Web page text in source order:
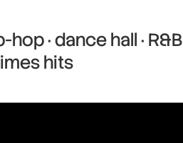
hop · dance hall · R&B
hits